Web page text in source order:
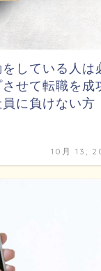
をしている人は
せて転職を成
に負けない方
10月 13,